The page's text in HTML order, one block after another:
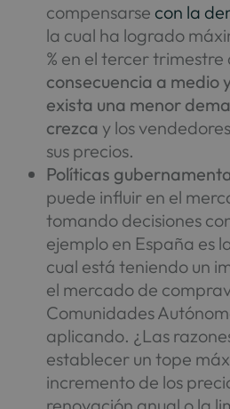
compensarse con la
la cual ha logrado
% en el tercer trimestre
consecuencia a medio
exista una menor
crezca y los
sus precios.
Políticas
puede influir en el
tomando decisiones
ejemplo en España es la
cual está teniendo un
el mercado de
Comunidades
aplicando. ¿Las
establecer un tope
incremento de los